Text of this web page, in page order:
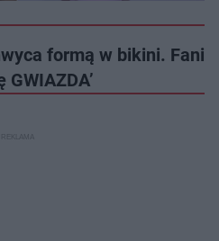
formą w bikini. Fani
GWIAZDA’